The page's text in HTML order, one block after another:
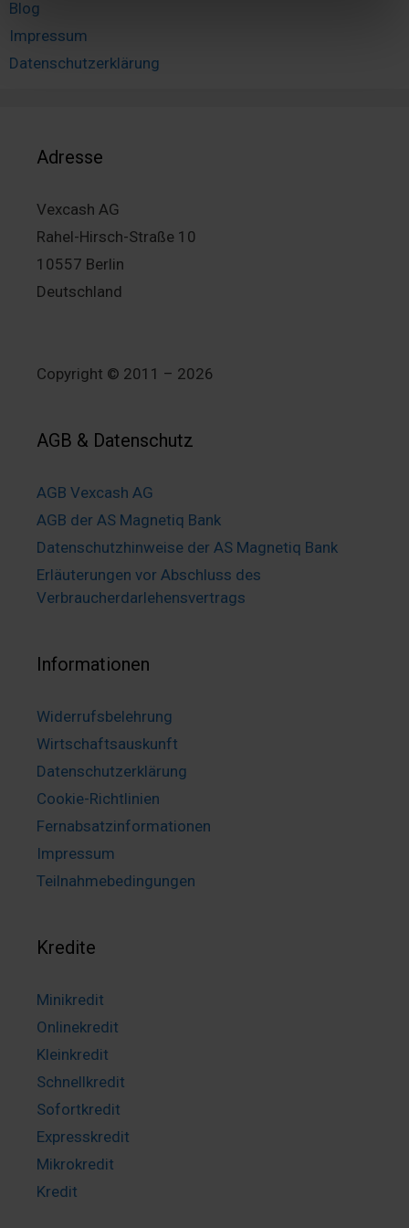
Partner führen diese Informationen möglicherweise mit
weiteren Daten zusammen, die Sie ihnen bereitgestellt
Blog
Impressum
Datenschutzerklärung
Adresse
Vexcash AG
Rahel-Hirsch-Straße 10
10557 Berlin
Deutschland
Copyright © 2011 – 2026
AGB & Datenschutz
AGB Vexcash AG
AGB der AS Magnetiq Bank
Datenschutzhinweise der AS Magnetiq Bank
Erläuterungen vor Abschluss des
Verbraucherdarlehensvertrags
Informationen
Widerrufsbelehrung
Wirtschaftsauskunft
Datenschutzerklärung
Cookie-Richtlinien
Fernabsatzinformationen
Impressum
Teilnahmebedingungen
Kredite
Minikredit
Onlinekredit
Kleinkredit
Schnellkredit
Sofortkredit
Expresskredit
Mikrokredit
Kredit